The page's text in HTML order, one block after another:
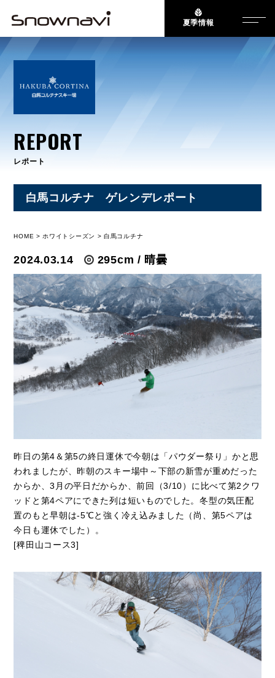
夏季情報
REPORT
レポート
白馬コルチナ ゲレンデレポート
HOME ホワイトシーズン 白馬コルチナ
2024.03.14 295cm / 晴曇
昨日の第4＆第5の終日運休で今朝は「パウダー祭り」かと思
われましたが、昨朝のスキー場中～下部の新雪が重めだった
からか、3月の平日だからか、前回（3/10）に比べて第2クワ
ッドと第4ペアにできた列は短いものでした。冬型の気圧配
置のもと早朝は-5℃と強く冷え込みました（尚、第5ペアは
今日も運休でした）。
[稗田山コース3]